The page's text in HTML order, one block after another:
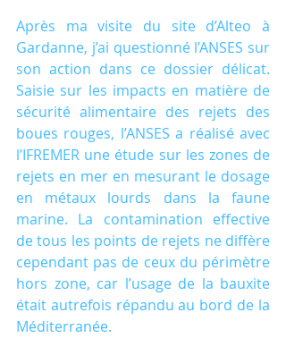
Après ma visite du site d’Alteo à
Gardanne, j’ai questionné l’ANSES sur
son action dans ce dossier délicat.
Saisie sur les impacts en matière de
sécurité alimentaire des rejets des
boues rouges, l’ANSES a réalisé avec
l’IFREMER une étude sur les zones de
rejets en mer en mesurant le dosage
en métaux lourds dans la faune
marine. La contamination effective
de tous les points de rejets ne diffère
cependant pas de ceux du périmètre
hors zone, car l’usage de la bauxite
était autrefois répandu au bord de la
Méditerranée.